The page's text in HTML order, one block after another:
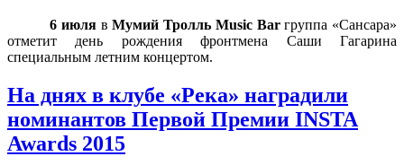
6 июлявМумий Тролль Music Barгруппа «Сансара»
отметит день рождения фронтмена Саши Гагарина
специальным летним концертом.
На днях в клубе «Река» наградили
номинантов Первой Премии INSTA
Awards 2015